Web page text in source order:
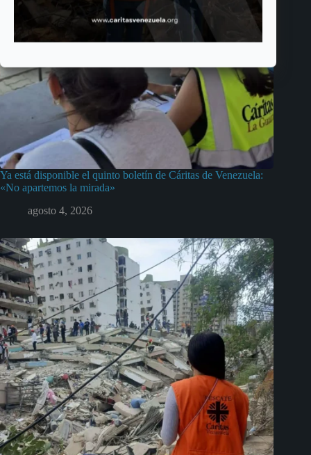
Ya está disponible el quinto boletín de Cáritas de Venezuela:
«No apartemos la mirada»
agosto 4, 2026